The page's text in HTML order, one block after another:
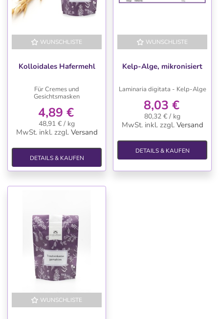
WUNSCHLISTE
Kolloidales Hafermehl
Für Cremes und
Gesichtsmasken
4,89 €
48,91 € / kg
MwSt. inkl. zzgl. Versand
DETAILS & KAUFEN
WUNSCHLISTE
Kelp-Alge, mikronisiert
Laminaria digitata - Kelp-Alge
8,03 €
80,32 € / kg
MwSt. inkl. zzgl. Versand
DETAILS & KAUFEN
WUNSCHLISTE